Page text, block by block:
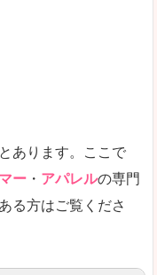
す
とっては、有利なサイト
あります。ここで
ー ・ アパレルの専門
る方はご覧くださ